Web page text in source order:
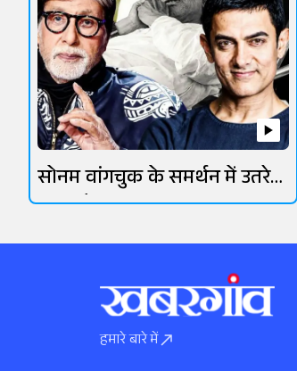
सोनम वांगचुक के समर्थन में उतरे
ओमी वैद्य
हमारे बारे में